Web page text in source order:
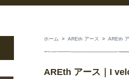
ホーム > AREth アース > AREth
AREth アース｜I